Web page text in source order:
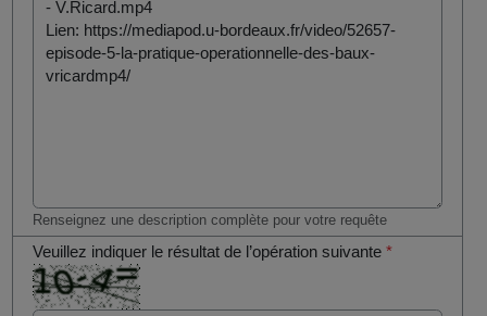
Renseignez une description complète pour votre requête
Veuillez indiquer le résultat de l’opération suivante*